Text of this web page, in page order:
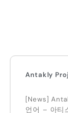
Antakly
[News]
언어 – 아티